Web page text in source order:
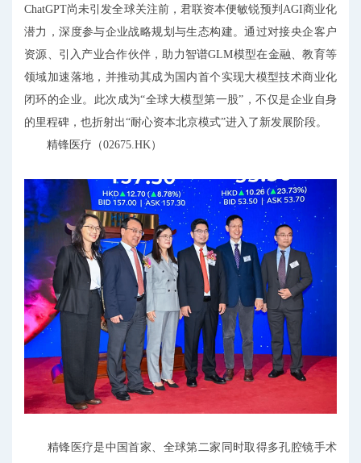
ChatGPT尚未引发全球关注前，君联资本便敏锐预判AGI商业化
潜力，深度参与企业战略规划与生态构建。通过对接央企客户
资源、引入产业合作伙伴，助力智谱GLM模型在金融、教育等
领域加速落地，并推动其成为国内首个实现大模型技术商业化
闭环的企业。此次成为“全球大模型第一股”，不仅是企业自身
的里程碑，也折射出“耐心资本北京模式”进入了新发展阶段。
精锋医疗（02675.HK）
精锋医疗是中国首家、全球第二家同时取得多孔腔镜手术